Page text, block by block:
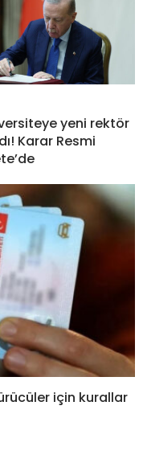
yeni rektör
Karar Resmi
için kurallar